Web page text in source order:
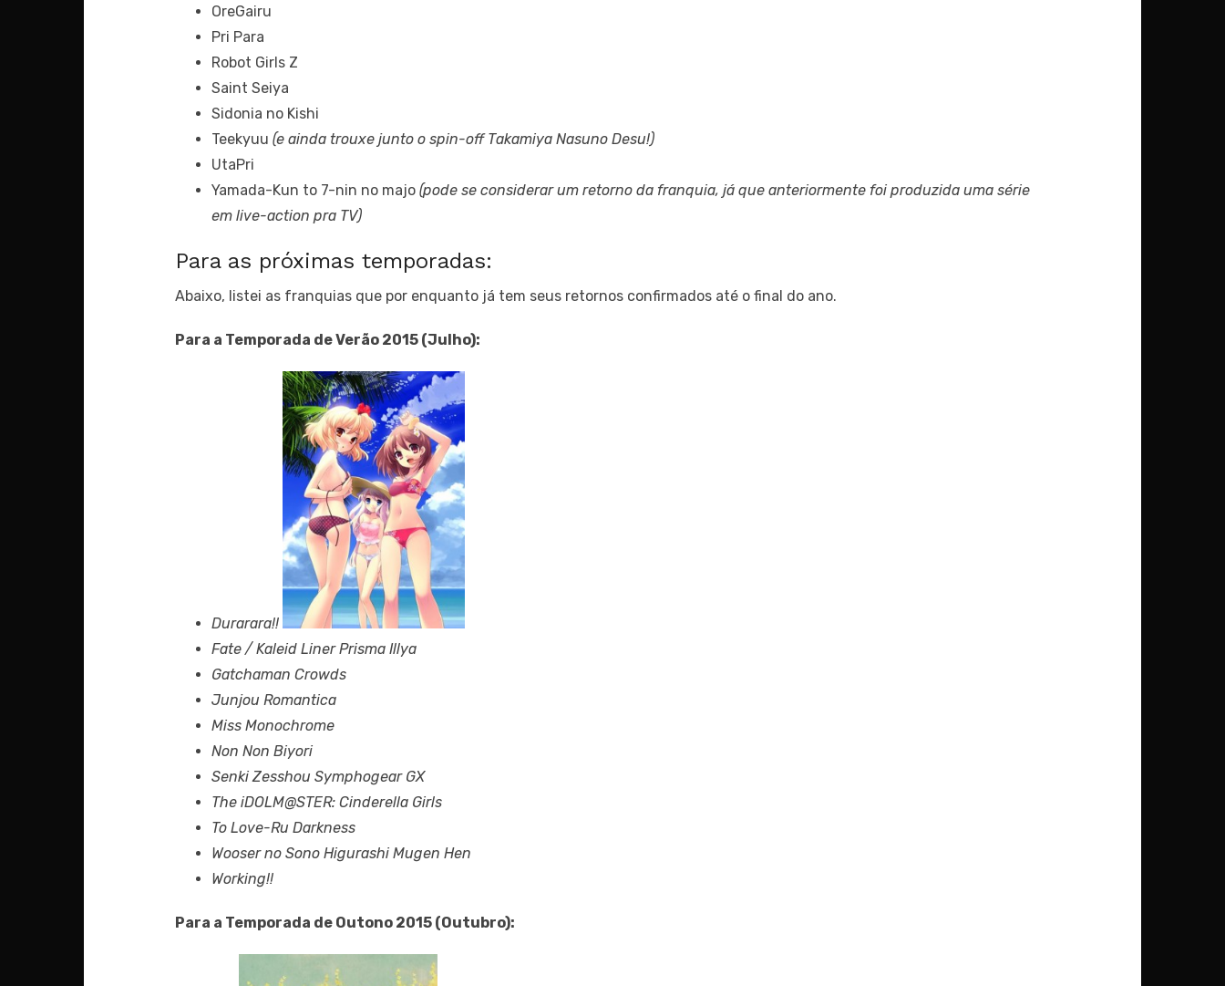
OreGairu
Pri Para
Robot Girls Z
Saint Seiya
Sidonia no Kishi
Teekyuu (e ainda trouxe junto o spin-off Takamiya Nasuno Desu!)
UtaPri
Yamada-Kun to 7-nin no majo (pode se considerar um retorno da franquia, já que anteriormente foi produzida uma série
em live-action pra TV)
Para as próximas temporadas:
Abaixo, listei as franquias que por enquanto já tem seus retornos confirmados até o final do ano.
Para a Temporada de Verão 2015 (Julho):
Durarara!!
Fate / Kaleid Liner Prisma Illya
Gatchaman Crowds
Junjou Romantica
Miss Monochrome
Non Non Biyori
Senki Zesshou Symphogear GX
The iDOLM@STER: Cinderella Girls
To Love-Ru Darkness
Wooser no Sono Higurashi Mugen Hen
Working!!
Para a Temporada de Outono 2015 (Outubro):